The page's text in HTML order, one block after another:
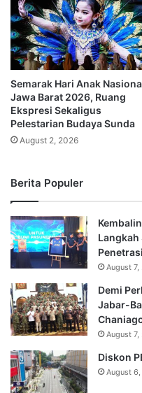
Semarak Hari Anak
Jawa Barat 2026, Ruang
Ekspresi Sekaligus
Pelestarian Budaya Sunda
August 2, 2026
Berita Populer
Langkah
August 7,
Demi
Jabar-
August 7,
Diskon
August